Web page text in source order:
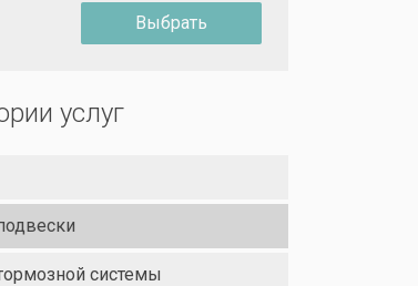
Выбрать
услуг
системы